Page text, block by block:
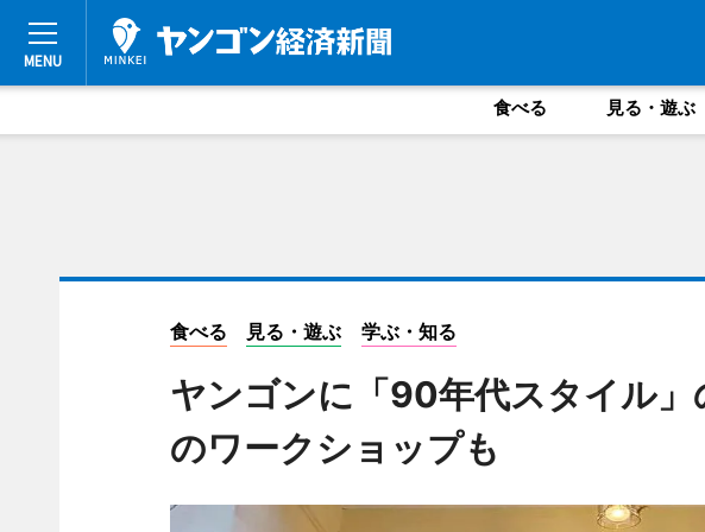
食べる 見る・遊ぶ
食べる 見る・遊ぶ 学ぶ・知る
ヤンゴンに「90年代スタイル
のワークショップも